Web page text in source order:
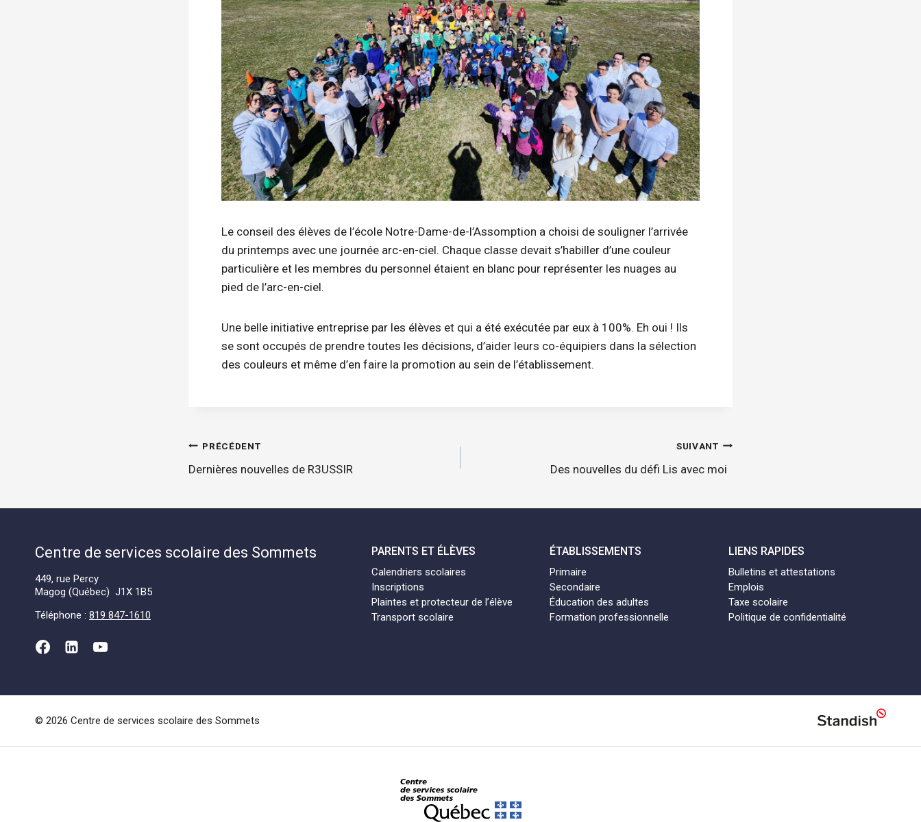
Le conseil des élèves de l’école Notre-Dame-de-l’Assomption a choisi de souligner l’arrivée
du printemps avec une journée arc-en-ciel. Chaque classe devait s’habiller d’une couleur
particulière et les membres du personnel étaient en blanc pour représenter les nuages au
pied de l’arc-en-ciel.
Une belle initiative entreprise par les élèves et qui a été exécutée par eux à 100%. Eh oui ! Ils
se sont occupés de prendre toutes les décisions, d’aider leurs co-équipiers dans la sélection
des couleurs et même d’en faire la promotion au sein de l’établissement.
Navigation
PRÉCÉDENT
Dernières nouvelles de R3USSIR
SUIVANT
Des nouvelles du défi Lis avec moi
Centre de services scolaire des Sommets
449, rue Percy
Magog (Québec) J1X 1B5
Téléphone : 819 847-1610
PARENTS ET ÉLÈVES
Calendriers scolaires
Inscriptions
Plaintes et protecteur de l’élève
Transport scolaire
ÉTABLISSEMENTS
Primaire
Secondaire
Éducation des adultes
Formation professionnelle
LIENS RAPIDES
Bulletins et attestations
Emplois
Taxe scolaire
Politique de confidentialité
© 2026 Centre de services scolaire des Sommets